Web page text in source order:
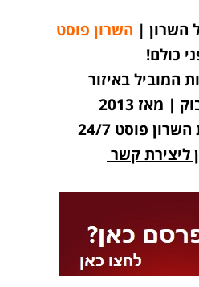
השרון | השרון פוסט
כולם!
המוביל באיזור
| מאז 2013
פוסט 24/7
ליצירת קשר